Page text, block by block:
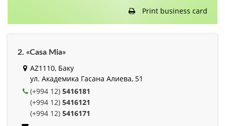
Print business card
2. «Casa Mia»
AZ1110, Баку
ул. Академика Гасана Алиева, 51
(+994 12) 5416181
(+994 12) 5416121
(+994 12) 5416171